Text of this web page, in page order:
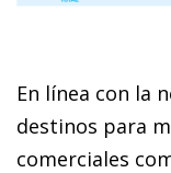
En línea con la
destinos para
comerciales